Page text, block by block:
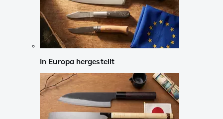
In Europa hergestellt